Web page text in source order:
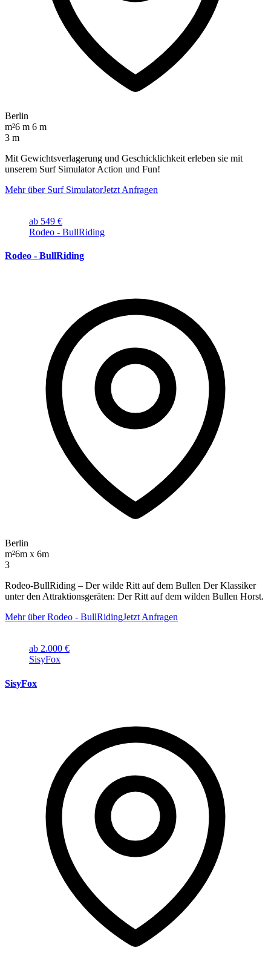
Berlin
m²6 m 6 m
3 m
Mit Gewichtsverlagerung und Geschicklichkeit erleben sie mit
unserem Surf Simulator Action und Fun!
Mehr über Surf SimulatorJetzt Anfragen
ab 549 €
Rodeo - BullRiding
Rodeo - BullRiding
Berlin
m²6m x 6m
3
Rodeo-BullRiding – Der wilde Ritt auf dem Bullen Der Klassiker
unter den Attraktionsgeräten: Der Ritt auf dem wilden Bullen Horst.
Mehr über Rodeo - BullRidingJetzt Anfragen
ab 2.000 €
SisyFox
SisyFox